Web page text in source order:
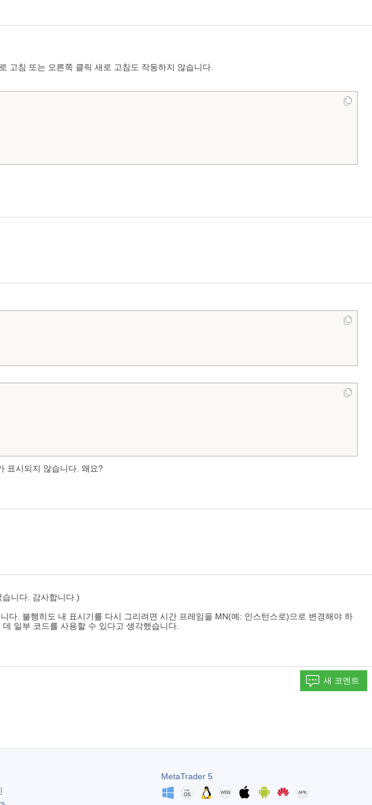
고침 또는 오른쪽 클릭 새로 고침도 작동하지 않습니다.
표시되지 않습니다. 왜요?
니다. 감사합니다.)
. 불행히도 내 표시기를 다시 그리려면 시간 프레임을 MN(예: 인스턴스로)으로 변경해야 하
일부 코드를 사용할 수 있다고 생각했습니다.
새 코멘트
MetaTrader 5